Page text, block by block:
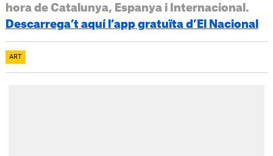
hora de Catalunya, Espanya i Internacional.
Descarrega’t aquí l’app gratuïta d’El Nacional
ART